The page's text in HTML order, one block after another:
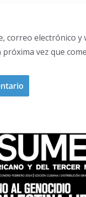
correo electrónico y
vez que